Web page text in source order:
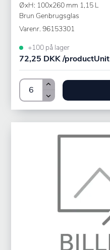
ØxH: 100x260 mm 1,15 L
Brun Genbrugsglas
Varenr. 96153301
+100 på lager
72,25 DKK /productUnit